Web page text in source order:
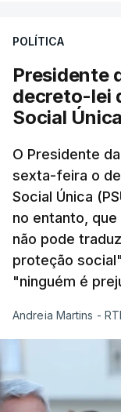
POLÍTICA
Presidente
decreto-lei
Social Única
O Presidente
sexta-feira o
Social Única
no entanto,
não pode
proteção
"ninguém é
Andreia Martins -